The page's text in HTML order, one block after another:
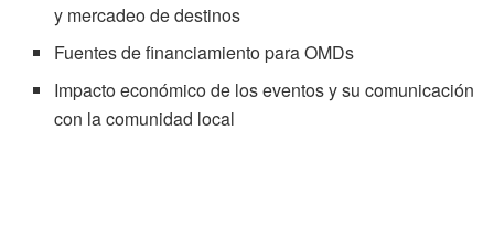
y mercadeo de destinos
Fuentes de financiamiento para OMDs
Impacto económico de los eventos y su comunicación
con la comunidad local